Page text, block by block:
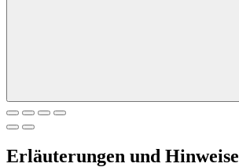
Erläuterungen und Hinweise